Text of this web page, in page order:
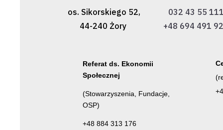
os. Sikorskiego 52,
44-240 Żory
032 43 55 111
+48 694 491
Referat ds. Ekonomii
Społecznej
(Stowarzyszenia, Fundacje,
OSP)
+48 884 313 176